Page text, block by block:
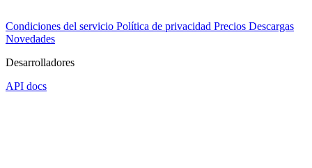
Condiciones del servicio Política de privacidad Precios Descargas
Novedades
Desarrolladores
API docs